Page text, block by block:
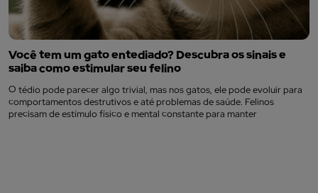
Você tem um gato entediado? Descubra os sinais e
saiba como estimular seu felino
O tédio pode parecer algo trivial, mas nos gatos, ele pode evoluir para
comportamentos destrutivos e até problemas de saúde. Felinos
precisam de estímulo físico e mental constante para manter